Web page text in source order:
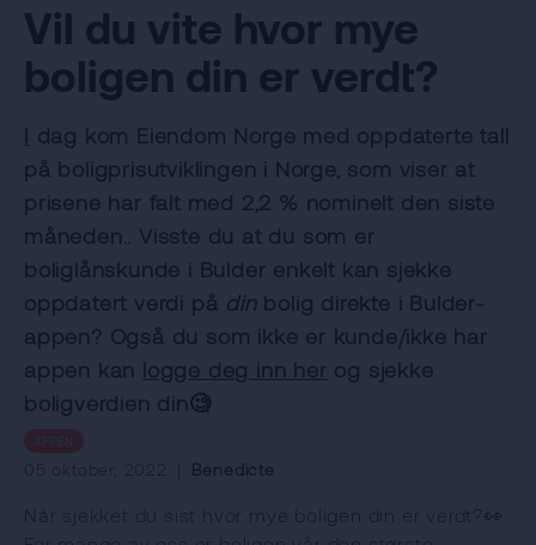
Vil du vite hvor mye
boligen din er verdt?
I dag kom Eiendom Norge med oppdaterte tall
på boligprisutviklingen i Norge, som viser at
prisene har falt med 2,2 % nominelt den siste
måneden.. Visste du at du som er
boliglånskunde i Bulder enkelt kan sjekke
oppdatert verdi på dinbolig direkte i Bulder-
appen? Også du som ikke er kunde/ikke har
appen kan logge deg inn her og sjekke
boligverdien din🧐
05 oktober, 2022 Benedicte
Når sjekket du sist hvor mye boligen din er verdt?👀